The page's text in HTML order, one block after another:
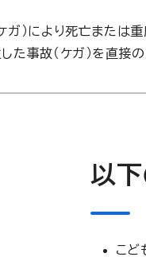
ガ）により死亡または
た事故（ケガ）を直
以
こど